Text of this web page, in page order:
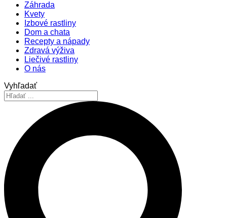
Záhrada
Kvety
Izbové rastliny
Dom a chata
Recepty a nápady
Zdravá výživa
Liečivé rastliny
O nás
Vyhľadať